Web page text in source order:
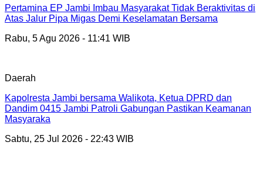
Pertamina EP Jambi Imbau Masyarakat Tidak Beraktivitas di
Atas Jalur Pipa Migas Demi Keselamatan Bersama
Rabu, 5 Agu 2026 - 11:41 WIB
Daerah
Kapolresta Jambi bersama Walikota, Ketua DPRD dan
Dandim 0415 Jambi Patroli Gabungan Pastikan Keamanan
Masyaraka
Sabtu, 25 Jul 2026 - 22:43 WIB